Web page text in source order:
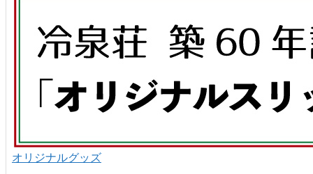
オリジナルグッズ